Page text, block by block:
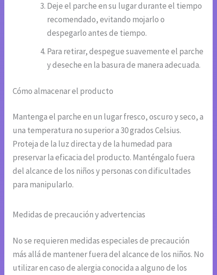
Deje el parche en su lugar durante el tiempo
recomendado, evitando mojarlo o
despegarlo antes de tiempo.
Para retirar, despegue suavemente el parche
y deseche en la basura de manera adecuada.
Cómo almacenar el producto
Mantenga el parche en un lugar fresco, oscuro y seco, a
una temperatura no superior a 30 grados Celsius.
Proteja de la luz directa y de la humedad para
preservar la eficacia del producto. Manténgalo fuera
del alcance de los niños y personas con dificultades
para manipularlo.
Medidas de precaución y advertencias
No se requieren medidas especiales de precaución
más allá de mantener fuera del alcance de los niños. No
utilizar en caso de alergia conocida a alguno de los